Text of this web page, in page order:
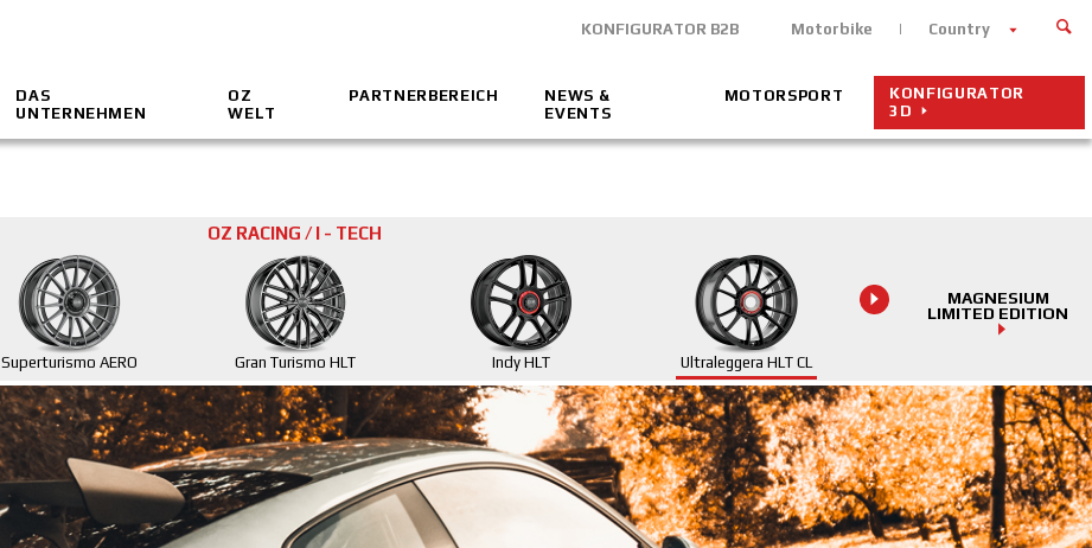
KONFIGURATOR B2B Motorbike Country
DAS
UNTERNEHMEN
OZ
WELT
PARTNERBEREICH
NEWS &
EVENTS
MOTORSPORT
KONFIGURATOR
3D
OZ RACING / I - TECH
Superturismo AERO Gran Turismo HLT Indy HLT Ultraleggera HLT CL
MAGNESIUM
LIMITED EDITION